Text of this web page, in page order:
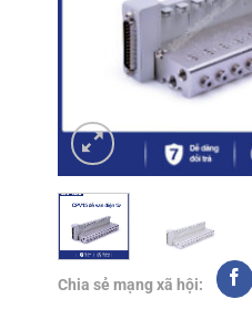
Chia sẻ mạng xã hội: